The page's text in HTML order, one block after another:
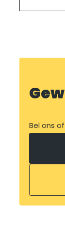
Bel ons